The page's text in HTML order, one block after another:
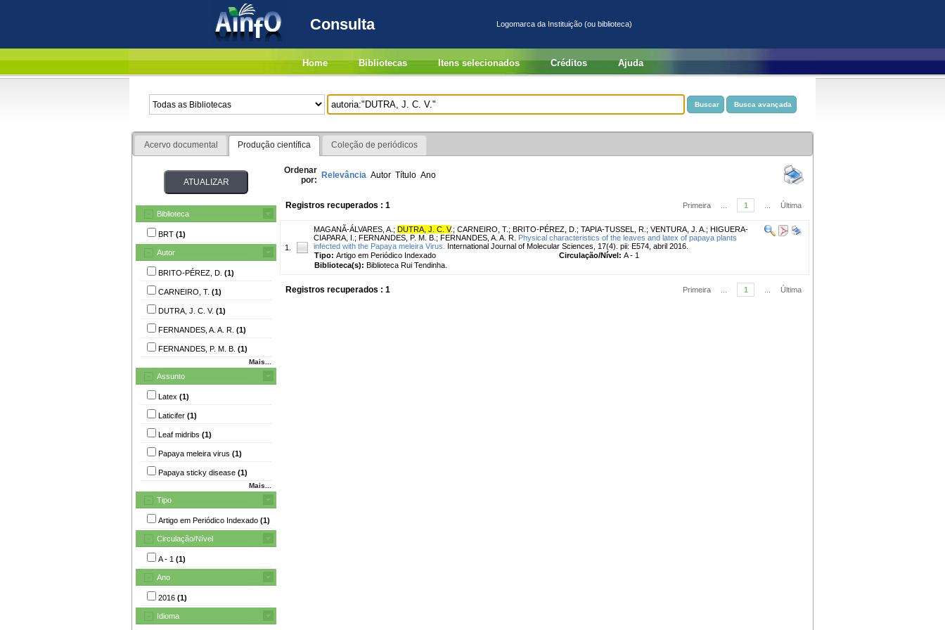
Consulta Logomarca da Instituição (ou biblioteca)
Home Bibliotecas Itens selecionados Créditos Ajuda
Acervo documental Produção científica Coleção de periódicos
Biblioteca
BRT (1)
Autor
BRITO-PÉREZ, D. (1)
CARNEIRO, T. (1)
DUTRA, J. C. V. (1)
FERNANDES, A. A. R. (1)
FERNANDES, P. M. B. (1)
Mais...
Assunto
Latex (1)
Laticifer (1)
Leaf midribs (1)
Papaya meleira virus (1)
Papaya sticky disease (1)
Mais...
Tipo
Artigo em Periódico Indexado (1)
Circulação/Nível
A - 1 (1)
Ano
2016 (1)
Idioma
Ordenar
por: Relevância Autor Título Ano
Registros recuperados : 1 Primeira 1 Última
1.
MAGANÃ-ÁLVARES, A. ; DUTRA, J. C. V.; CARNEIRO, T. ; BRITO-PÉREZ, D. ; TAPIA-TUSSEL, R. ; VENTURA, J. A. ; HIGUERA-
CIAPARA, I. ; FERNANDES, P. M. B. ; FERNANDES, A. A. R. Physical characteristics of the leaves and latex of papaya plants
infected with the Papaya meleira Virus.
International Journal of Molecular Sciences, 17(4). pii: E574, abril 2016.
Tipo: Artigo em Periódico Indexado Circulação/Nível: A - 1
Biblioteca(s): Biblioteca Rui Tendinha.
Registros recuperados : 1 Primeira 1 Última